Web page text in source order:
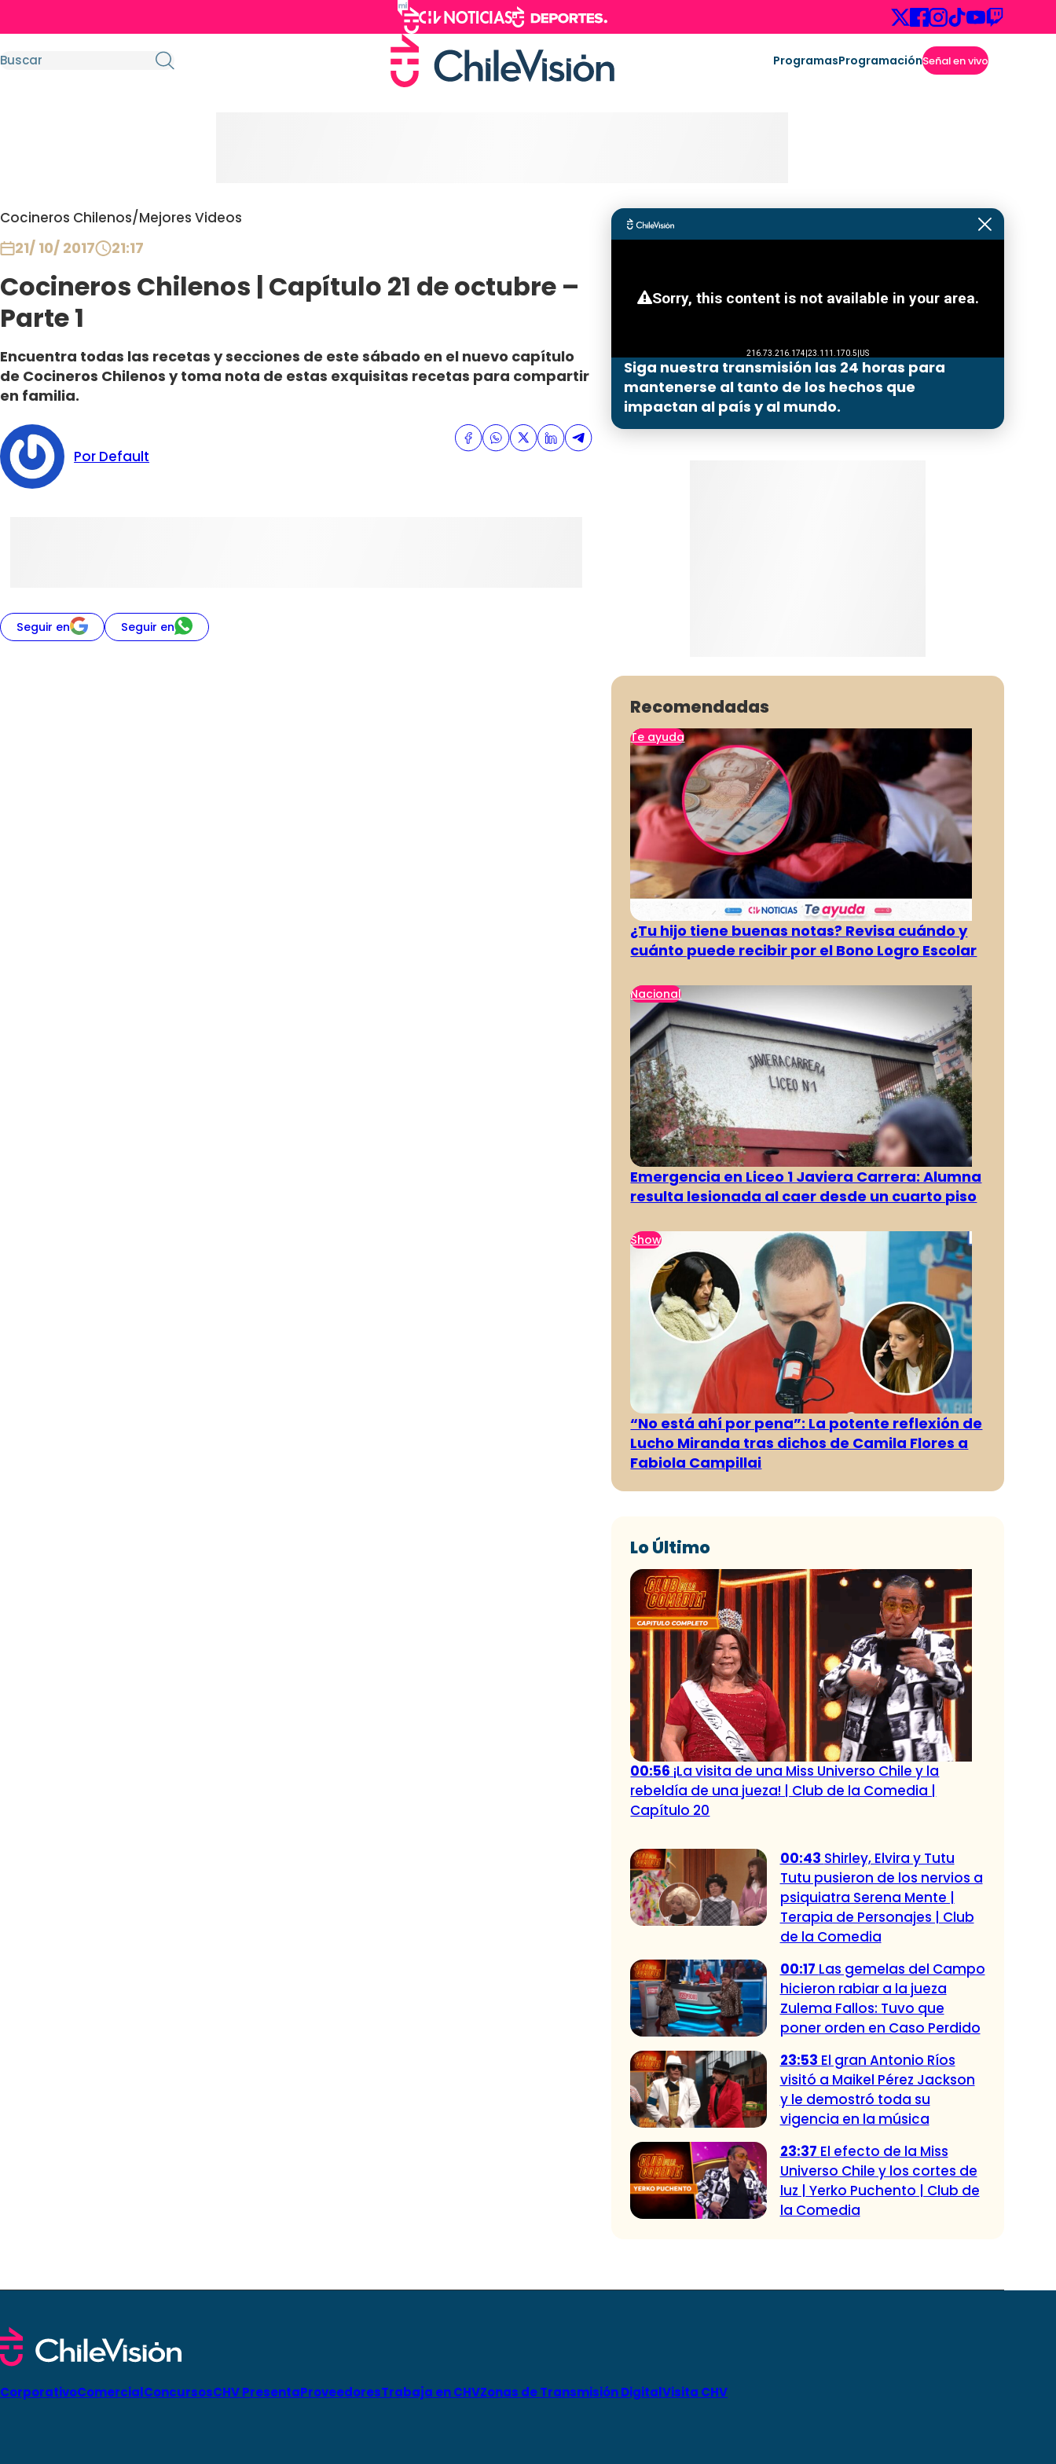
ProgramasProgramaciónSeñal en vivo
Cocineros Chilenos/Mejores Videos
21/ 10/ 2017 21:17
Cocineros Chilenos | Capítulo 21 de octubre –
Parte 1
Encuentra todas las recetas y secciones de este sábado en el nuevo capítulo
de Cocineros Chilenos y toma nota de estas exquisitas recetas para compartir
en familia.
Por Default
Seguir en Seguir en
Siga nuestra transmisión las 24 horas para
mantenerse al tanto de los hechos que
impactan al país y al mundo.
Recomendadas
Te ayuda
¿Tu hijo tiene buenas notas? Revisa cuándo y
cuánto puede recibir por el Bono Logro Escolar
Nacional
Emergencia en Liceo 1 Javiera Carrera: Alumna
resulta lesionada al caer desde un cuarto piso
Show
“No está ahí por pena”: La potente reflexión de
Lucho Miranda tras dichos de Camila Flores a
Fabiola Campillai
Lo Último
00:56 ¡La visita de una Miss Universo Chile y la
rebeldía de una jueza! | Club de la Comedia |
Capítulo 20
00:43 Shirley, Elvira y Tutu
Tutu pusieron de los nervios a
psiquiatra Serena Mente |
Terapia de Personajes | Club
de la Comedia
00:17 Las gemelas del Campo
hicieron rabiar a la jueza
Zulema Fallos: Tuvo que
poner orden en Caso Perdido
23:53 El gran Antonio Ríos
visitó a Maikel Pérez Jackson
y le demostró toda su
vigencia en la música
23:37 El efecto de la Miss
Universo Chile y los cortes de
luz | Yerko Puchento | Club de
la Comedia
CorporativoComercialConcursosCHV PresentaProveedoresTrabaja en CHVZonas de Transmisión DigitalVisita CHV